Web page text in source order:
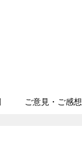
ご意見・ご感想